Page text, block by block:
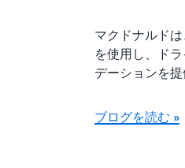
マクドナルド
を使用し、ド
デーションを提
ブログを読む »